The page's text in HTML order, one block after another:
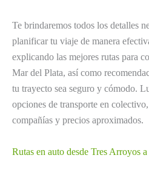
Te brindaremos todos los detalles
planificar tu viaje de manera
explicando las mejores rutas para
Mar del Plata, así como
tu trayecto sea seguro y cómodo.
opciones de transporte en
compañías y precios aproximados.
Rutas en auto desde Tres Arroyos